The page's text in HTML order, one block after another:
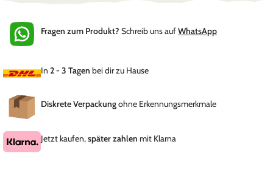
Fragen zum Produkt? Schreib uns aufWhatsApp
In 2 - 3 Tagen bei dir zu Hause
Diskrete Verpackungohne Erkennungsmerkmale
Jetzt kaufen,später zahlen mit Klarna